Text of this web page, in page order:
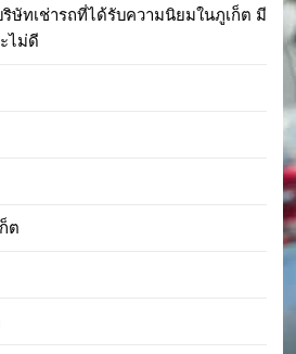
ริษัทเช่ารถที่ได้รับความนิยมในภูเก็ต มี
ไม่ดี
ต